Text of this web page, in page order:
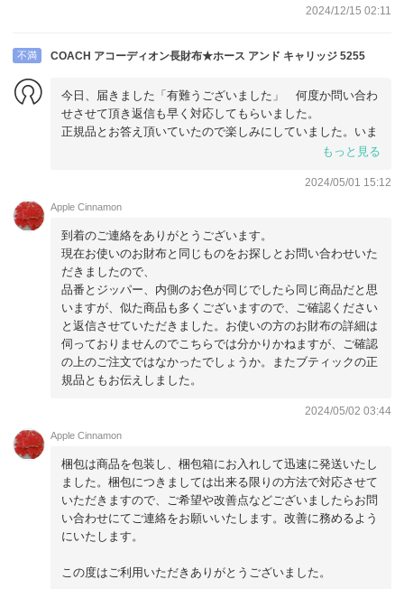
2024/12/15 02:11
不満 COACH アコーディオン長財布★ホース アンド キャリッジ 5255
今日、届きました「有難うございました」 何度か問い合わ
せさせて頂き返信も早く対応してもらいました。
正規品とお答え頂いていたので楽しみにしていました。いま
使用している物と、少し違う気もしますがお手頃なお値段だ
もっと見る
2024/05/01 15:12
Apple Cinnamon
到着のご連絡をありがとうございます。
現在お使いのお財布と同じものをお探しとお問い合わせいた
だきましたので、
品番とジッパー、内側のお色が同じでしたら同じ商品だと思
いますが、似た商品も多くございますので、ご確認ください
と返信させていただきました。お使いの方のお財布の詳細は
伺っておりませんのでこちらでは分かりかねますが、ご確認
の上のご注文ではなかったでしょうか。またブティックの正
規品ともお伝えしました。
2024/05/02 03:44
Apple Cinnamon
梱包は商品を包装し、梱包箱にお入れして迅速に発送いたし
ました。梱包につきましては出来る限りの方法で対応させて
いただきますので、ご希望や改善点などございましたらお問
い合わせにてご連絡をお願いいたします。改善に務めるよう
にいたします。
この度はご利用いただきありがとうございました。